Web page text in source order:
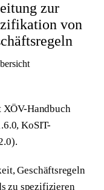
zur
von
Handbuch
KoSIT-
Geschäftsregeln
zu spezifizieren